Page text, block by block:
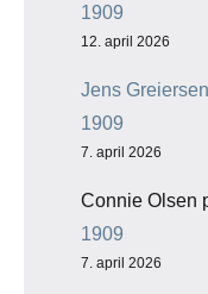
1909
12. april 2026
Jens Greiersen
1909
7. april 2026
Connie Olsen
1909
7. april 2026